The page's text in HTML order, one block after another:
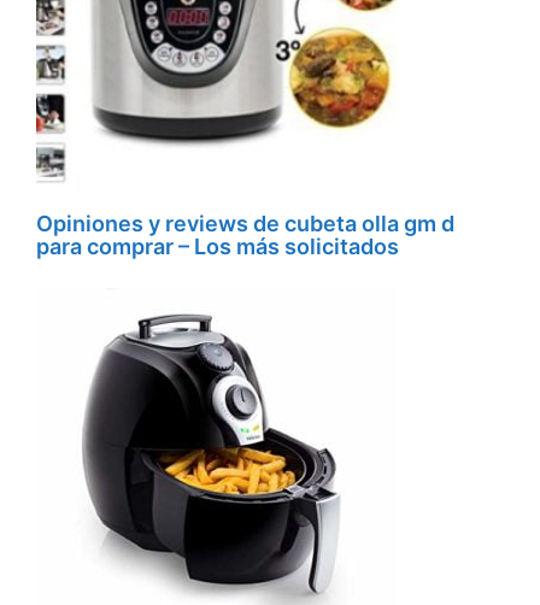
Opiniones y reviews de cubeta olla gm d
para comprar – Los más solicitados